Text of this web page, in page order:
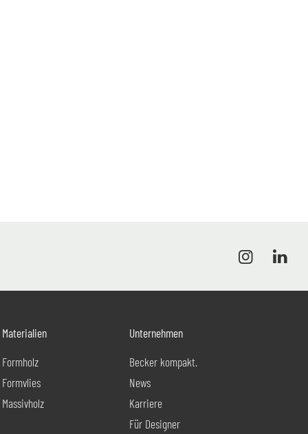
Materialien
Formholz
Formvlies
Massivholz
Unternehmen
Becker kompakt.
News
Karriere
Für Designer